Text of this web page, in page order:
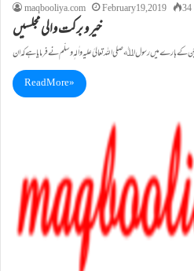
maqbooliya.com
February 19, 2019 34
خیر و برکت والی مجلسیں
Read More »